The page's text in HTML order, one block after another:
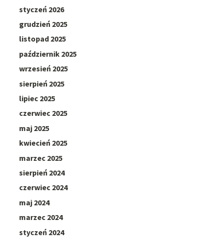
styczeń 2026
grudzień 2025
listopad 2025
październik 2025
wrzesień 2025
sierpień 2025
lipiec 2025
czerwiec 2025
maj 2025
kwiecień 2025
marzec 2025
sierpień 2024
czerwiec 2024
maj 2024
marzec 2024
styczeń 2024